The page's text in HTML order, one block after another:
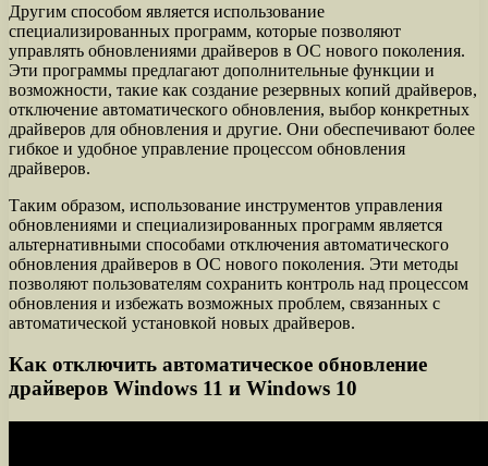
Другим способом является использование
специализированных программ, которые позволяют
управлять обновлениями драйверов в ОС нового поколения.
Эти программы предлагают дополнительные функции и
возможности, такие как создание резервных копий драйверов,
отключение автоматического обновления, выбор конкретных
драйверов для обновления и другие. Они обеспечивают более
гибкое и удобное управление процессом обновления
драйверов.
Таким образом, использование инструментов управления
обновлениями и специализированных программ является
альтернативными способами отключения автоматического
обновления драйверов в ОС нового поколения. Эти методы
позволяют пользователям сохранить контроль над процессом
обновления и избежать возможных проблем, связанных с
автоматической установкой новых драйверов.
Как отключить автоматическое обновление
драйверов Windows 11 и Windows 10